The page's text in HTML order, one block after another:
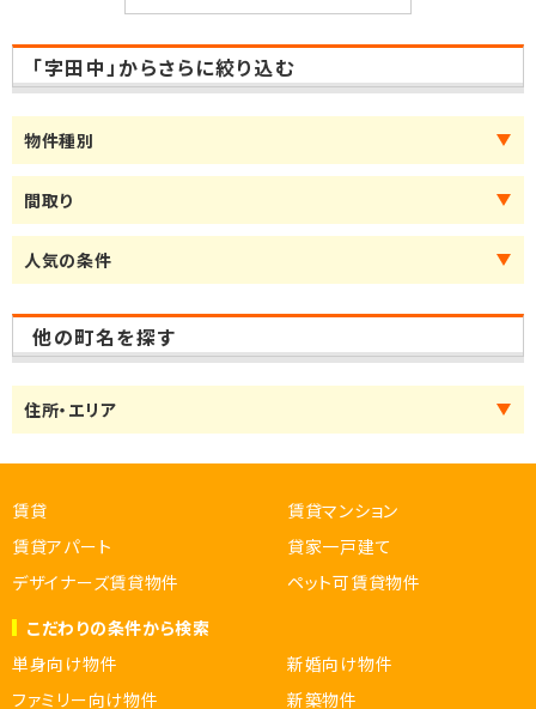
「字田中」からさらに絞り込む
物件種別
間取り
人気の条件
他の町名を探す
住所・エリア
賃貸
賃貸マンション
賃貸アパート
貸家一戸建て
デザイナーズ賃貸物件
ペット可賃貸物件
こだわりの条件から検索
単身向け物件
新婚向け物件
ファミリー向け物件
新築物件